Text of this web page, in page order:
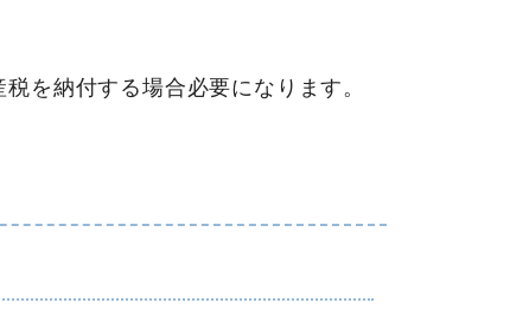
を納付する場合必要になります。